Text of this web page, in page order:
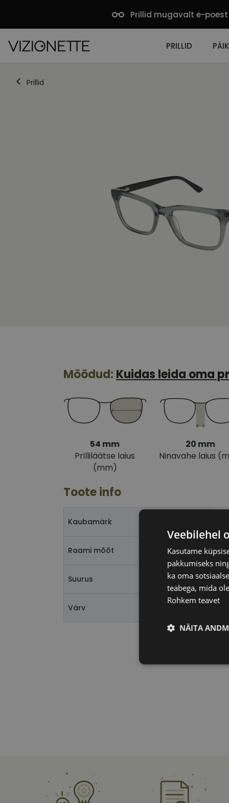
Prillid mugavalt e-poest
PRILLID
Prillid
Mõõdud: Kuidas leida oma
54 mm
Prilliläätse laius
(mm)
20 mm
Ninavahe laius
Toote info
Kaubamärk
Raami mõõt
Suurus L
Värv
Veebilehel
Kasutame
pakkumiseks
ka oma
teabega, mida
Rohkem teavet
NÄITA
shipping_country